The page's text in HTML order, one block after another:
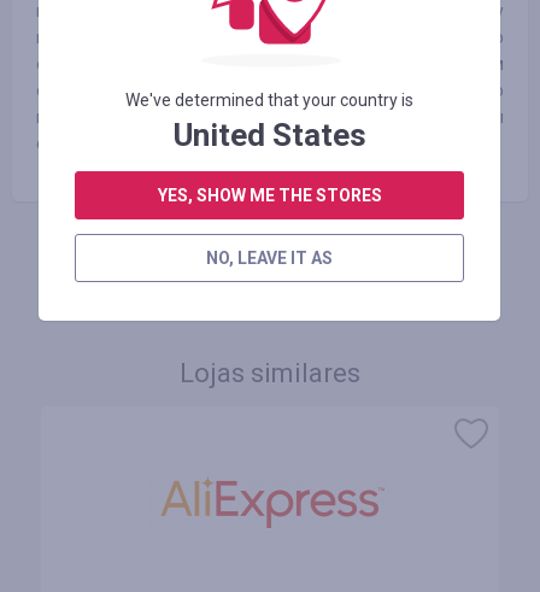
максимальной ответственностью подходим к выбору
поставщиков, а в большинстве случаев напрямую
сотрудничаем с производителями, что позволяет нам
самостоятельно следить и проверять качество
продукции, а также предоставлять самые низкие цены
среди конкурентов.
FAÇA LOGIN PARA DEIXAR UM COMENTÁRIO
Lojas similares
We've determined that your country is
United States
YES, SHOW ME THE STORES
NO, LEAVE IT AS